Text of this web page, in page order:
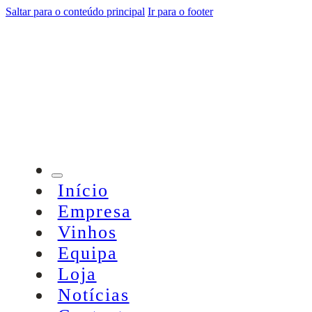
Saltar para o conteúdo principal Ir para o footer
Início
Empresa
Vinhos
Equipa
Loja
Notícias